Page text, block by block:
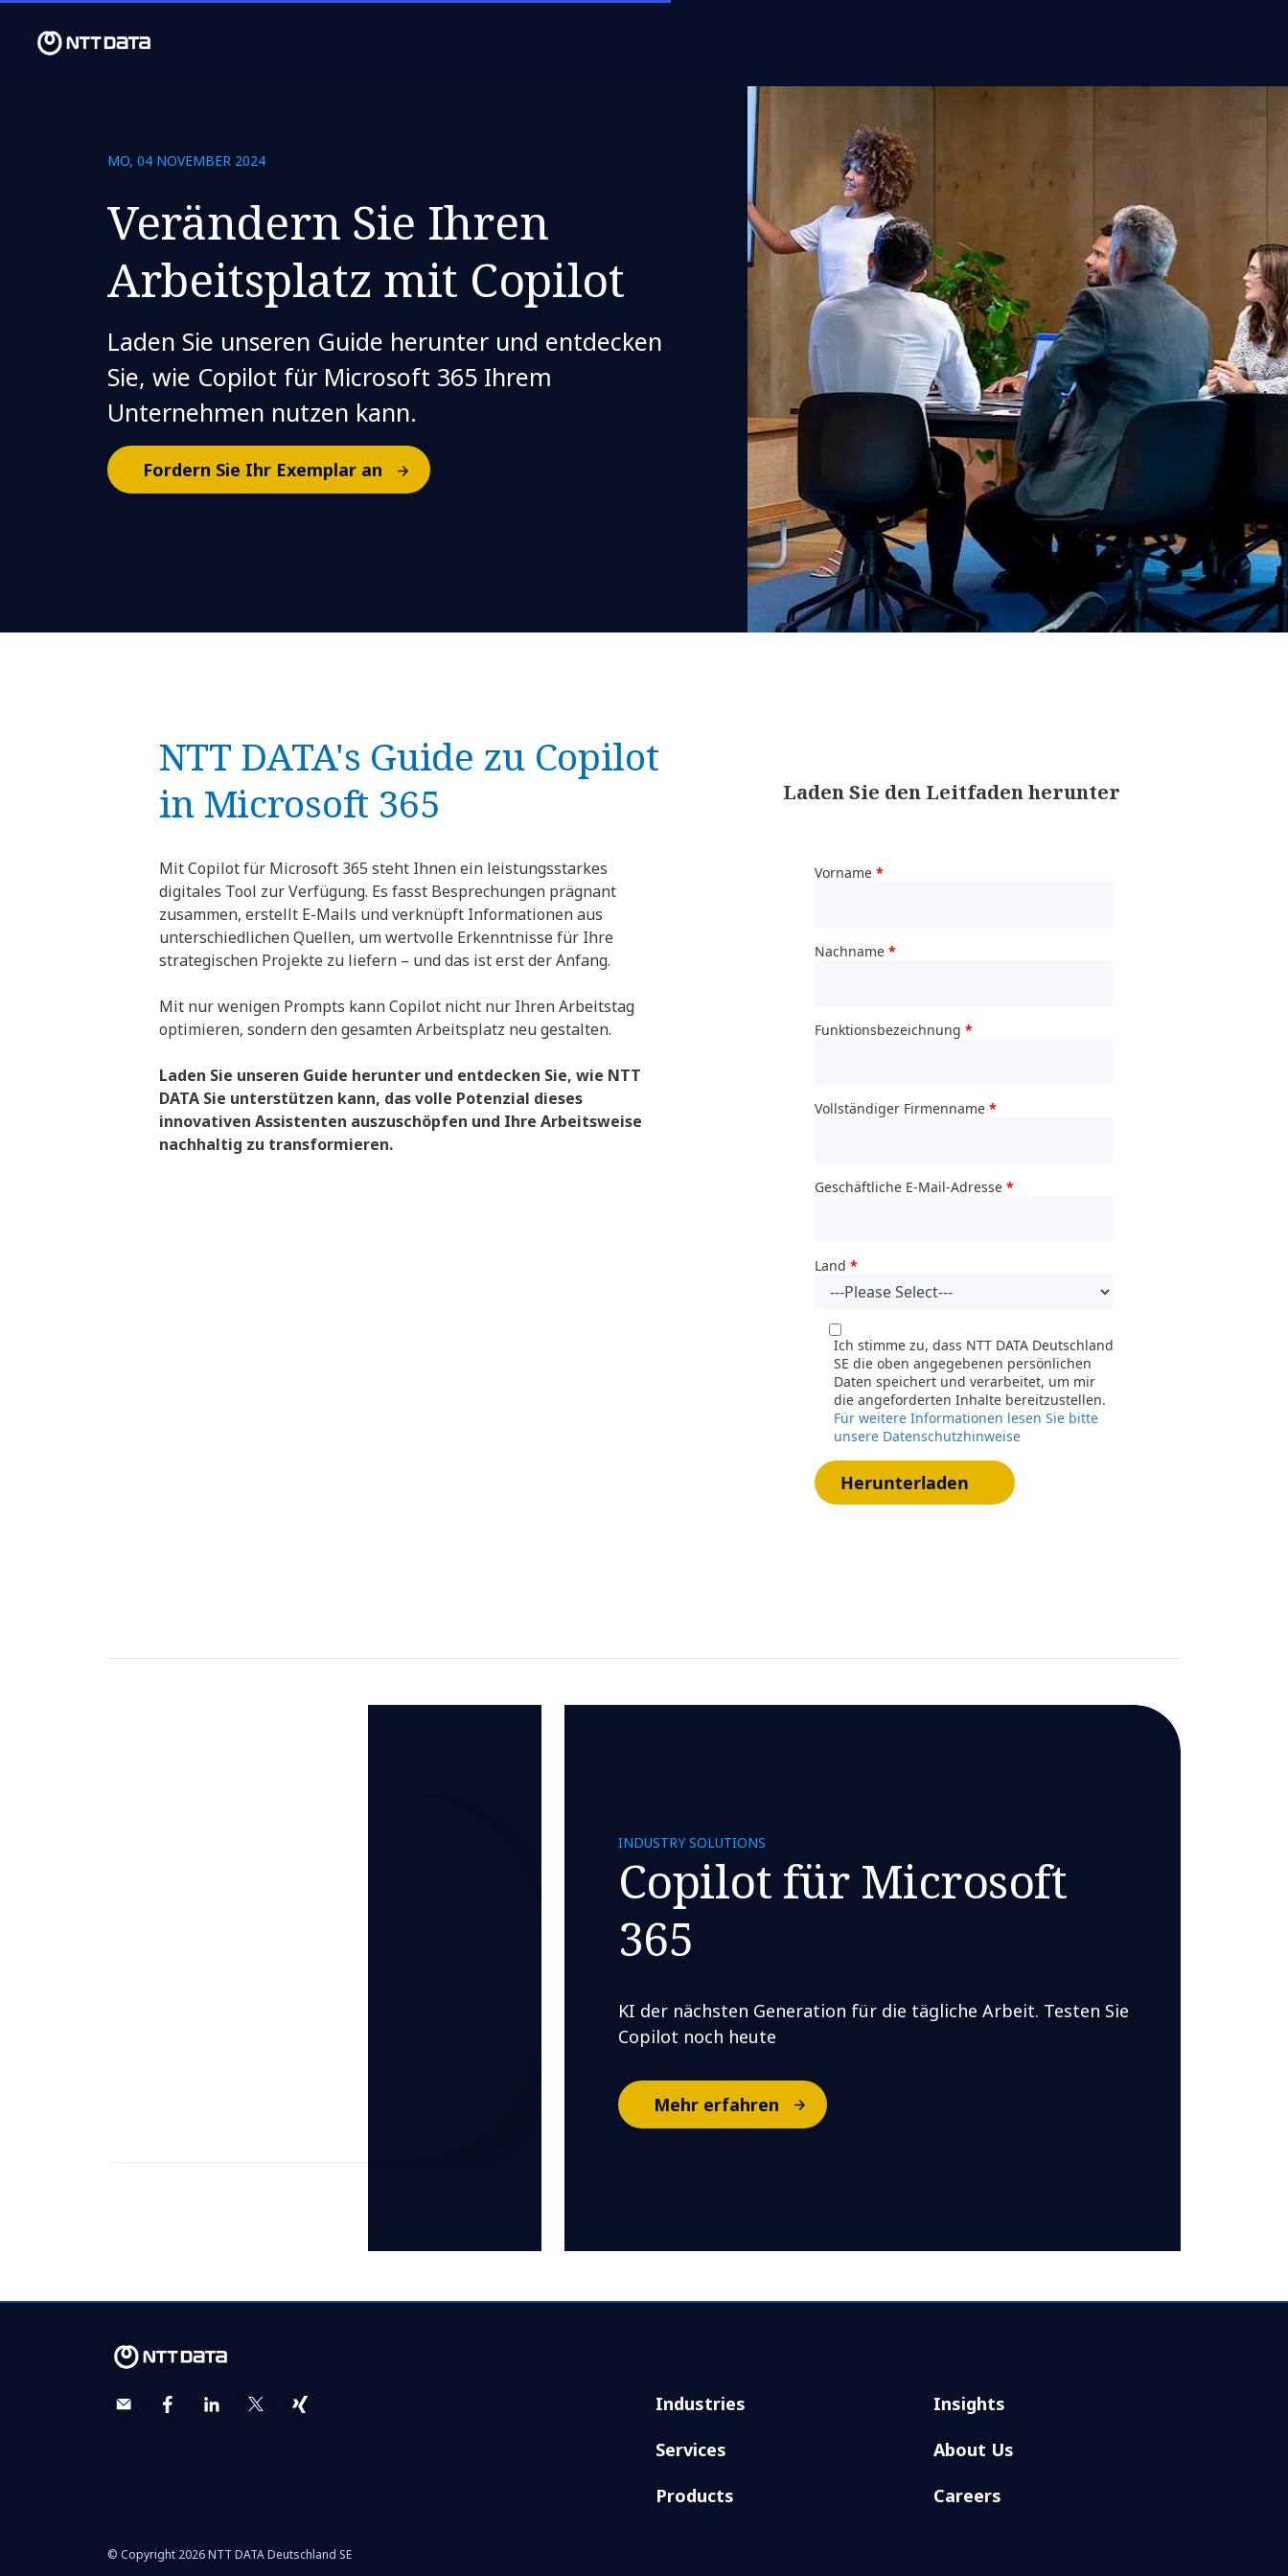
MO, 04 NOVEMBER 2024
Verändern Sie Ihren
Arbeitsplatz mit Copilot
Laden Sie unseren Guide herunter und entdecken
Sie, wie Copilot für Microsoft 365 Ihrem
Unternehmen nutzen kann.
Fordern Sie Ihr Exemplar an
NTT DATA's Guide zu Copilot
in Microsoft 365
Mit Copilot für Microsoft 365 steht Ihnen ein leistungsstarkes
digitales Tool zur Verfügung. Es fasst Besprechungen prägnant
zusammen, erstellt E-Mails und verknüpft Informationen aus
unterschiedlichen Quellen, um wertvolle Erkenntnisse für Ihre
strategischen Projekte zu liefern – und das ist erst der Anfang.
Mit nur wenigen Prompts kann Copilot nicht nur Ihren Arbeitstag
optimieren, sondern den gesamten Arbeitsplatz neu gestalten.
Laden Sie unseren Guide herunter und entdecken Sie, wie NTT
DATA Sie unterstützen kann, das volle Potenzial dieses
innovativen Assistenten auszuschöpfen und Ihre Arbeitsweise
nachhaltig zu transformieren.
Laden Sie den Leitfaden herunter
INDUSTRY SOLUTIONS
Copilot für Microsoft
365
KI der nächsten Generation für die tägliche Arbeit. Testen Sie
Copilot noch heute
Mehr erfahren
Industries
Services
Products
Insights
About Us
Careers
© Copyright 2026 NTT DATA Deutschland SE